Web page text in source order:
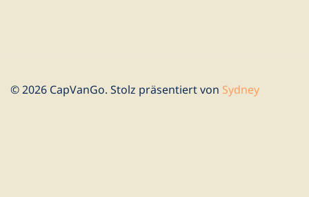
© 2026 CapVanGo. Stolz präsentiert von Sydney